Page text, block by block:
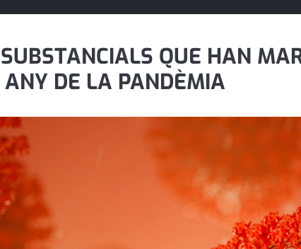
QUE HAN
DE LA PANDÈMIA